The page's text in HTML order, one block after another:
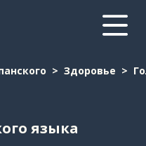
Здоровье
языка